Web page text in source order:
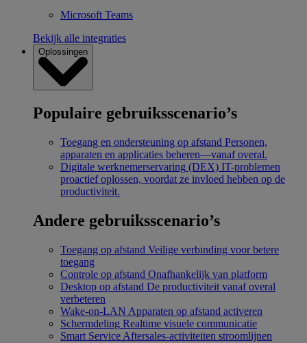
Microsoft Teams
Bekijk alle integraties
Oplossingen
Populaire gebruiksscenario’s
Toegang en ondersteuning op afstand Personen,
apparaten en applicaties beheren—vanaf overal.
Digitale werknemerservaring (DEX) IT-problemen
proactief oplossen, voordat ze invloed hebben op de
productiviteit.
Andere gebruiksscenario’s
Toegang op afstand Veilige verbinding voor betere
toegang
Controle op afstand Onafhankelijk van platform
Desktop op afstand De productiviteit vanaf overal
verbeteren
Wake-on-LAN Apparaten op afstand activeren
Schermdeling Realtime visuele communicatie
Smart Service Aftersales-activiteiten stroomlijnen